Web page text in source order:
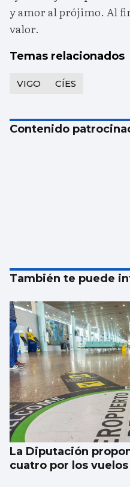
y amor al prójimo. Al
valor.
Temas relacionados
VIGO CÍES
Contenido
También te puede
La Diputación
cuatro por los vuelos